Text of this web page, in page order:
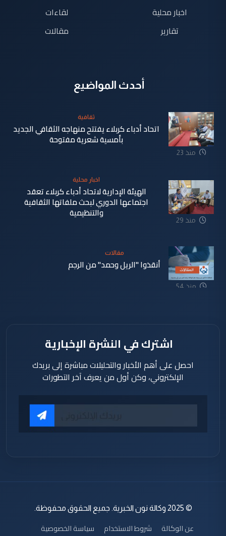
اخبار محلية
تقارير
لقاءات
مقالات
أحدث المواضيع
منذ 23
ثقافية
اتحاد أدباء كربلاء يفتتح منهاجه الثقافي الجديد
بأمسية شعرية مفتوحة
منذ 29
اخبار محلية
الهيئة الإدارية لاتحاد أدباء كربلاء تعقد
اجتماعها الدوري لبحث ملفاتها الثقافية
والتنظيمية
منذ 54
مقالات
أنقذوا "الريل وحمد" من الرجم
اشترك في النشرة الإخبارية
احصل على أهم الأخبار والتحليلات مباشرة إلى بريدك
الإلكتروني، وكن أول من يعرف آخر التطورات
© 2025 وكالة نون الخبرية. جميع الحقوق محفوظة.
عن الوكالة شروط الاستخدام
سياسة الخصوصية